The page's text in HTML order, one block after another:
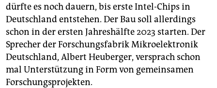
dürfte es noch dauern, bis erste Intel-Chips in
Deutschland entstehen. Der Bau soll allerdings
schon in der ersten Jahreshälfte 2023 starten. Der
Sprecher der Forschungsfabrik Mikroelektronik
Deutschland, Albert Heuberger, versprach schon
mal Unterstützung in Form von gemeinsamen
Forschungsprojekten.